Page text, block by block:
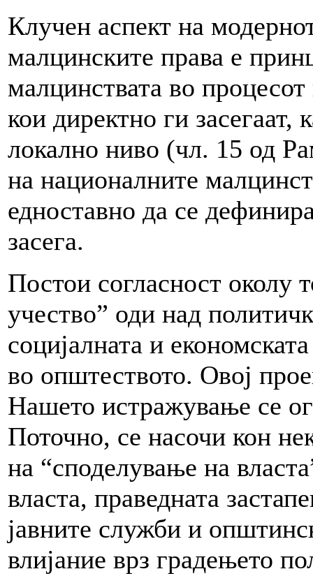
Клучен аспект на
малцинските права е
малцинствата во
кои директно ги засегаат,
локално ниво (чл. 15 од
на националните
едноставно да се
засега.
Постои согласност околу
учество” оди над
социјалната и
во општеството. Овој
Нашето истражување се
Поточно, се насочи кон
на “споделување на
власта, праведната
јавните служби и
влијание врз градењето